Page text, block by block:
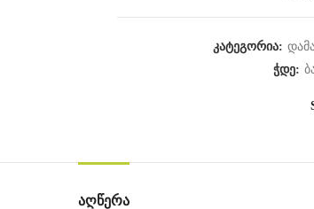
კატეგორია:
ჭდე:
ᲐᲦᲬᲔᲠᲐ